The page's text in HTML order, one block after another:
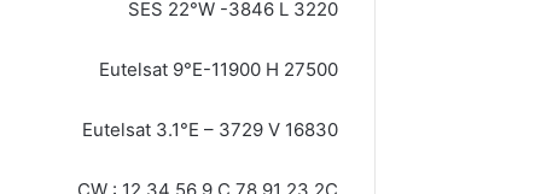
SES 22°W -3846 L 3220
Eutelsat 9°E-11900 H 27500
Eutelsat 3.1°E – 3729 V 16830